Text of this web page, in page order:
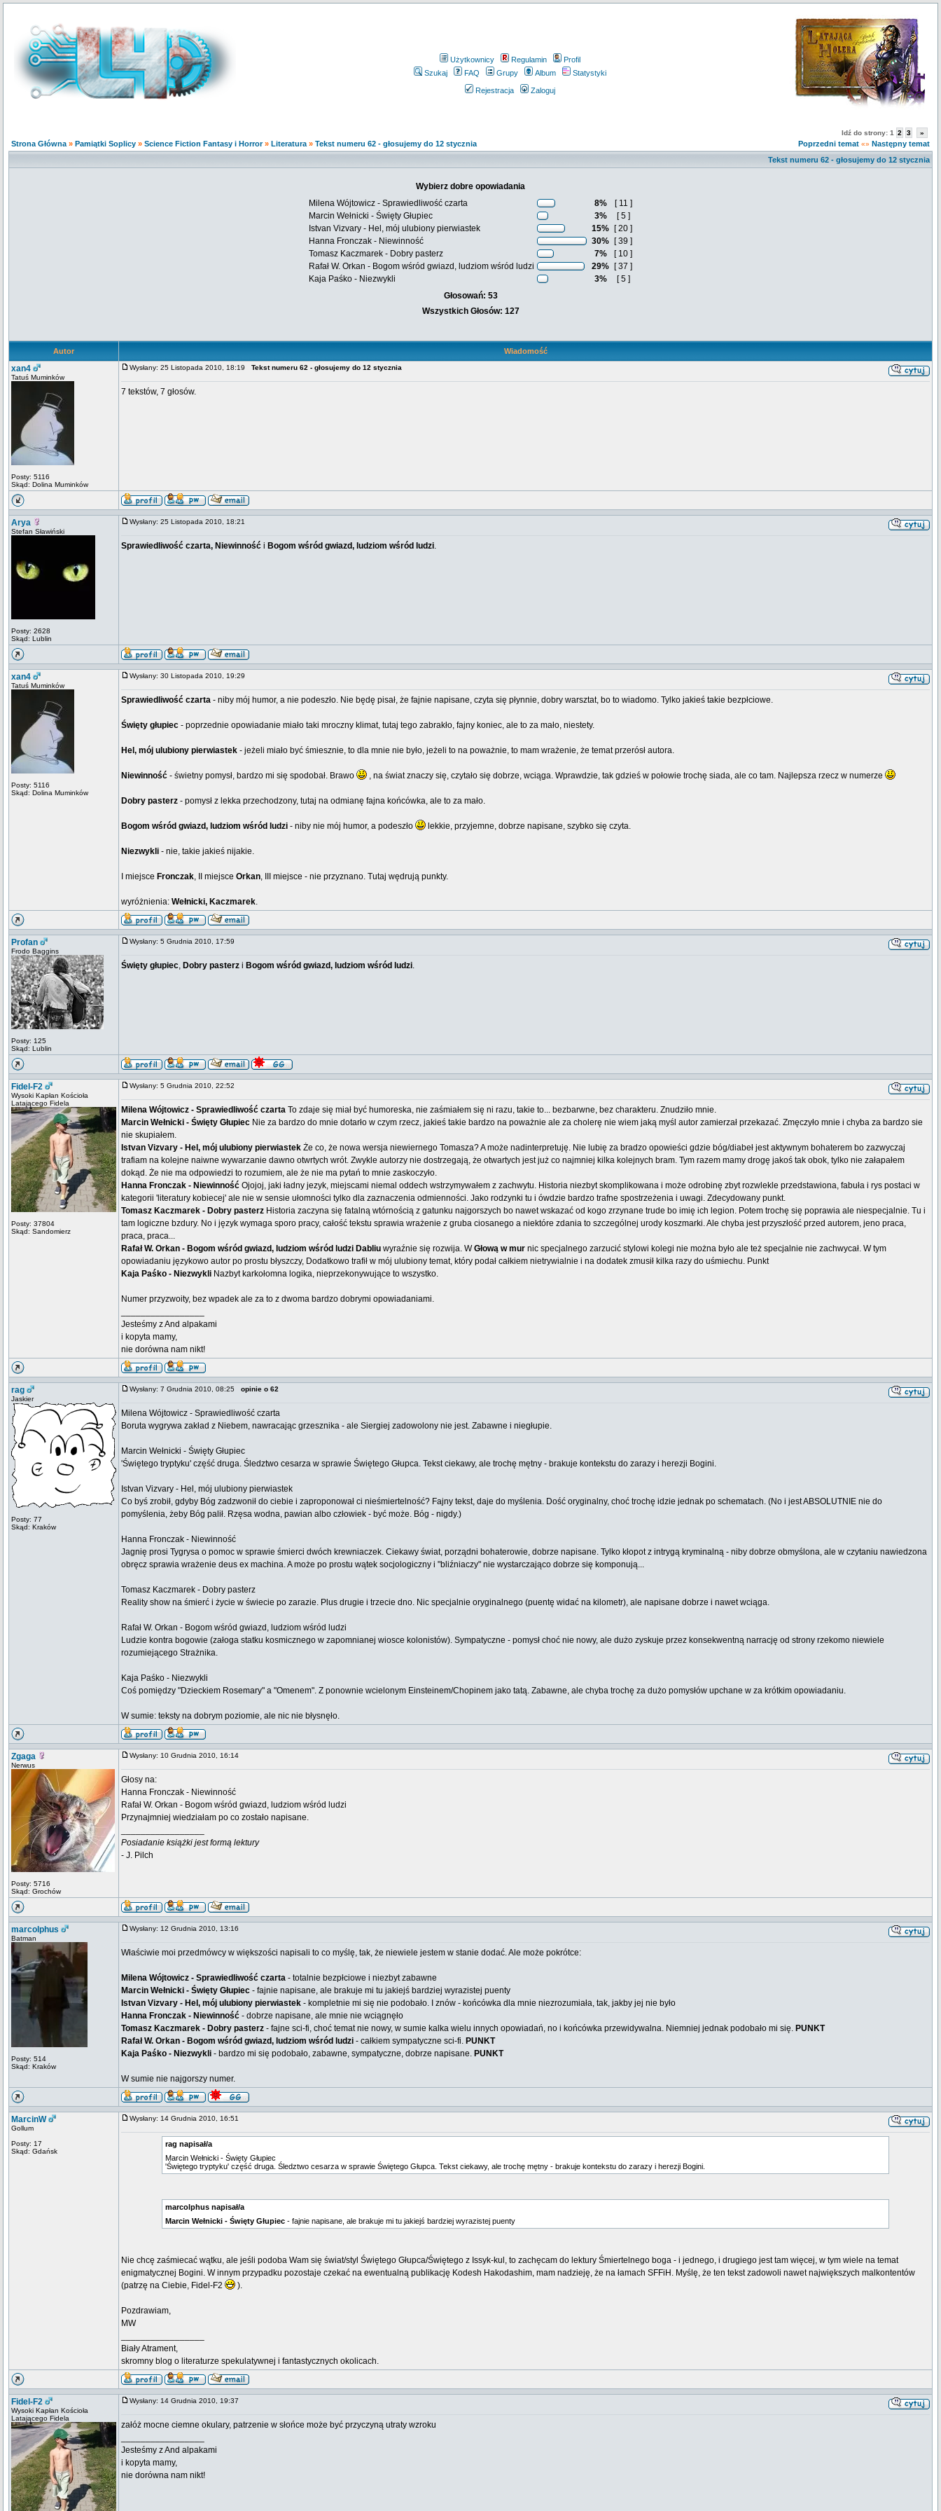
Użytkownicy Regulamin
Profil
Szukaj
FAQ Grupy Album Statystyki
Rejestracja Zaloguj
Strona Główna » Pamiątki Soplicy » Science Fiction Fantasy i Horror» Literatura » Tekst numeru 62 - głosujemy do 12 stycznia
Idź do strony: 1 2 3 »
Poprzedni temat «» Następny temat
Tekst numeru 62 - głosujemy do 12 stycznia
Wybierz dobre opowiadania
Milena Wójtowicz - Sprawiedliwość czarta
8%
[ 11 ]
Marcin Wełnicki - Święty Głupiec
3%
[ 5 ]
Istvan Vizvary - Hel, mój ulubiony pierwiastek
15%
[ 20 ]
Hanna Fronczak - Niewinność
30%
[ 39 ]
Tomasz Kaczmarek - Dobry pasterz
7%
[ 10 ]
Rafał W. Orkan - Bogom wśród gwiazd, ludziom wśród ludzi
29%
[ 37 ]
Kaja Paśko - Niezwykli
3%
[ 5 ]
Głosowań: 53
Wszystkich Głosów: 127
Autor Wiadomość
xan4
Tatuś Muminków
Posty: 5116
Skąd: Dolina Muminków
Wysłany: 25 Listopada 2010, 18:19 Tekst numeru 62 - głosujemy do 12 stycznia
7 tekstów, 7 głosów.
Arya
Stefan Sławiński
Posty: 2628
Skąd: Lublin
Wysłany: 25 Listopada 2010, 18:21
Sprawiedliwość czarta, Niewinność i Bogom wśród gwiazd, ludziom wśród ludzi.
xan4
Tatuś Muminków
Posty: 5116
Skąd: Dolina Muminków
Wysłany: 30 Listopada 2010, 19:29
Sprawiedliwość czarta - niby mój humor, a nie podeszło. Nie będę pisał, że fajnie napisane, czyta się płynnie, dobry warsztat, bo to wiadomo. Tylko jakieś takie bezpłciowe.
Święty głupiec - poprzednie opowiadanie miało taki mroczny klimat, tutaj tego zabrakło, fajny koniec, ale to za mało, niestety.
Hel, mój ulubiony pierwiastek - jeżeli miało być śmiesznie, to dla mnie nie było, jeżeli to na poważnie, to mam wrażenie, że temat przerósł autora.
Niewinność - świetny pomysł, bardzo mi się spodobał. Brawo , na świat znaczy się, czytało się dobrze, wciąga. Wprawdzie, tak gdzieś w połowie trochę siada, ale co tam. Najlepsza rzecz w numerze
Dobry pasterz - pomysł z lekka przechodzony, tutaj na odmianę fajna końcówka, ale to za mało.
Bogom wśród gwiazd, ludziom wśród ludzi - niby nie mój humor, a podeszło lekkie, przyjemne, dobrze napisane, szybko się czyta.
Niezwykli - nie, takie jakieś nijakie.
I miejsce Fronczak, II miejsce Orkan, III miejsce - nie przyznano. Tutaj wędrują punkty.
wyróżnienia: Wełnicki, Kaczmarek.
Profan
Frodo Baggins
Posty: 125
Skąd: Lublin
Wysłany: 5 Grudnia 2010, 17:59
Święty głupiec, Dobry pasterz i Bogom wśród gwiazd, ludziom wśród ludzi.
Fidel-F2
Wysoki Kapłan Kościoła
Latającego Fidela
Posty: 37804
Skąd: Sandomierz
Wysłany: 5 Grudnia 2010, 22:52
Milena Wójtowicz - Sprawiedliwość czarta To zdaje się miał być humoreska, nie zaśmiałem się ni razu, takie to... bezbarwne, bez charakteru. Znudziło mnie.
Marcin Wełnicki - Święty Głupiec Nie za bardzo do mnie dotarło w czym rzecz, jakieś takie bardzo na poważnie ale za cholerę nie wiem jaką myśl autor zamierzał przekazać. Zmęczyło mnie i chyba za bardzo sie
nie skupiałem.
Istvan Vizvary - Hel, mój ulubiony pierwiastek Że co, że nowa wersja niewiernego Tomasza? A może nadinterpretuję. Nie lubię za bradzo opowieści gdzie bóg/diabeł jest aktywnym bohaterem bo zazwyczaj
trafiam na kolejne naiwne wywarzanie dawno otwrtych wrót. Zwykle autorzy nie dostrzegają, że otwartych jest już co najmniej kilka kolejnych bram. Tym razem mamy drogę jakoś tak obok, tylko nie załapałem
dokąd. Że nie ma odpowiedzi to rozumiem, ale że nie ma pytań to mnie zaskoczyło.
Hanna Fronczak - Niewinność Ojojoj, jaki ładny jezyk, miejscami niemal oddech wstrzymywałem z zachwytu. Historia niezbyt skomplikowana i może odrobinę zbyt rozwlekle przedstawiona, fabuła i rys postaci w
kategorii 'literatury kobiecej' ale nie w sensie ułomności tylko dla zaznaczenia odmienności. Jako rodzynki tu i ówdzie bardzo trafne spostrzeżenia i uwagi. Zdecydowany punkt.
Tomasz Kaczmarek - Dobry pasterz Historia zaczyna się fatalną wtórnością z gatunku najgorszych bo nawet wskazać od kogo zrzynane trude bo imię ich legion. Potem trochę się poprawia ale niespecjalnie. Tu i
tam logiczne bzdury. No i język wymaga sporo pracy, całość tekstu sprawia wrażenie z gruba ciosanego a niektóre zdania to szczególnej urody koszmarki. Ale chyba jest przyszłość przed autorem, jeno praca,
praca, praca...
Rafał W. Orkan - Bogom wśród gwiazd, ludziom wśród ludzi Dabliu wyraźnie się rozwija. WGłową w mur nic specjalnego zarzucić stylowi kolegi nie można było ale też specjalnie nie zachwycał. W tym
opowiadaniu językowo autor po prostu błyszczy, Dodatkowo trafił w mój ulubiony temat, który podał całkiem nietrywialnie i na dodatek zmusił kilka razy do uśmiechu. Punkt
Kaja Paśko - Niezwykli Nazbyt karkołomna logika, nieprzekonywujące to wszystko.
Numer przyzwoity, bez wpadek ale za to z dwoma bardzo dobrymi opowiadaniami.
Jesteśmy z And alpakami
i kopyta mamy,
nie dorówna nam nikt!
rag
Jaskier
Posty: 77
Skąd: Kraków
Wysłany: 7 Grudnia 2010, 08:25 opinie o 62
Milena Wójtowicz - Sprawiedliwość czarta
Boruta wygrywa zakład z Niebem, nawracając grzesznika - ale Siergiej zadowolony nie jest. Zabawne i niegłupie.
Marcin Wełnicki - Święty Głupiec
'Świętego tryptyku' część druga. Śledztwo cesarza w sprawie Świętego Głupca. Tekst ciekawy, ale trochę mętny - brakuje kontekstu do zarazy i herezji Bogini.
Istvan Vizvary - Hel, mój ulubiony pierwiastek
Co byś zrobił, gdyby Bóg zadzwonił do ciebie i zaproponował ci nieśmiertelność? Fajny tekst, daje do myślenia. Dość oryginalny, choć trochę idzie jednak po schematach. (No i jest ABSOLUTNIE nie do
pomyślenia, żeby Bóg palił. Rzęsa wodna, pawian albo człowiek - być może. Bóg - nigdy.)
Hanna Fronczak - Niewinność
Jagnię prosi Tygrysa o pomoc w sprawie śmierci dwóch krewniaczek. Ciekawy świat, porządni bohaterowie, dobrze napisane. Tylko kłopot z intrygą kryminalną - niby dobrze obmyślona, ale w czytaniu nawiedzona
obręcz sprawia wrażenie deus ex machina. A może po prostu wątek socjologiczny i "bliźniaczy" nie wystarczająco dobrze się komponują...
Tomasz Kaczmarek - Dobry pasterz
Reality show na śmierć i życie w świecie po zarazie. Plus drugie i trzecie dno. Nic specjalnie oryginalnego (puentę widać na kilometr), ale napisane dobrze i nawet wciąga.
Rafał W. Orkan - Bogom wśród gwiazd, ludziom wśród ludzi
Ludzie kontra bogowie (załoga statku kosmicznego w zapomnianej wiosce kolonistów). Sympatyczne - pomysł choć nie nowy, ale dużo zyskuje przez konsekwentną narrację od strony rzekomo niewiele
rozumiejącego Strażnika.
Kaja Paśko - Niezwykli
Coś pomiędzy "Dzieckiem Rosemary" a "Omenem". Z ponownie wcielonym Einsteinem/Chopinem jako tatą. Zabawne, ale chyba trochę za dużo pomysłów upchane w za krótkim opowiadaniu.
W sumie: teksty na dobrym poziomie, ale nic nie błysnęło.
Zgaga
Nerwus
Posty: 5716
Skąd: Grochów
Wysłany: 10 Grudnia 2010, 16:14
Głosy na:
Hanna Fronczak - Niewinność
Rafał W. Orkan - Bogom wśród gwiazd, ludziom wśród ludzi
Przynajmniej wiedziałam po co zostało napisane.
Posiadanie książki jest formą lektury
- J. Pilch
marcolphus
Batman
Posty: 514
Skąd: Kraków
Wysłany: 12 Grudnia 2010, 13:16
Właściwie moi przedmówcy w większości napisali to co myślę, tak, że niewiele jestem w stanie dodać. Ale może pokrótce:
Milena Wójtowicz - Sprawiedliwość czarta - totalnie bezpłciowe i niezbyt zabawne
Marcin Wełnicki - Święty Głupiec - fajnie napisane, ale brakuje mi tu jakiejś bardziej wyrazistej puenty
Istvan Vizvary - Hel, mój ulubiony pierwiastek - kompletnie mi się nie podobało. I znów - końcówka dla mnie niezrozumiała, tak, jakby jej nie było
Hanna Fronczak - Niewinność - dobrze napisane, ale mnie nie wciągnęło
Tomasz Kaczmarek - Dobry pasterz - fajne sci-fi, choć temat nie nowy, w sumie kalka wielu innych opowiadań, no i końcówka przewidywalna. Niemniej jednak podobało mi się. PUNKT
Rafał W. Orkan - Bogom wśród gwiazd, ludziom wśród ludzi - całkiem sympatyczne sci-fi. PUNKT
Kaja Paśko - Niezwykli - bardzo mi się podobało, zabawne, sympatyczne, dobrze napisane. PUNKT
W sumie nie najgorszy numer.
MarcinW
Gollum
Posty: 17
Skąd: Gdańsk
Wysłany: 14 Grudnia 2010, 16:51
rag napisał/a
Marcin Wełnicki - Święty Głupiec
'Świętego tryptyku' część druga. Śledztwo cesarza w sprawie Świętego Głupca. Tekst ciekawy, ale trochę mętny - brakuje kontekstu do zarazy i herezji Bogini.
marcolphus napisał/a
Marcin Wełnicki - Święty Głupiec - fajnie napisane, ale brakuje mi tu jakiejś bardziej wyrazistej puenty
Nie chcę zaśmiecać wątku, ale jeśli podoba Wam się świat/styl Świętego Głupca/Świętego z Issyk-kul, to zachęcam do lektury Śmiertelnego boga - i jednego, i drugiego jest tam więcej, w tym wiele na temat
enigmatycznej Bogini. W innym przypadku pozostaje czekać na ewentualną publikację Kodesh Hakodashim, mam nadzieję, że na łamach SFFiH. Myślę, że ten tekst zadowoli nawet największych malkontentów
(patrzę na Ciebie, Fidel-F2
).
Pozdrawiam,
MW
Biały Atrament,
skromny blog o literaturze spekulatywnej i fantastycznych okolicach.
Fidel-F2
Wysoki Kapłan Kościoła
Latającego Fidela
Wysłany: 14 Grudnia 2010, 19:37
załóż mocne ciemne okulary, patrzenie w słońce może być przyczyną utraty wzroku
Jesteśmy z And alpakami
i kopyta mamy,
nie dorówna nam nikt!